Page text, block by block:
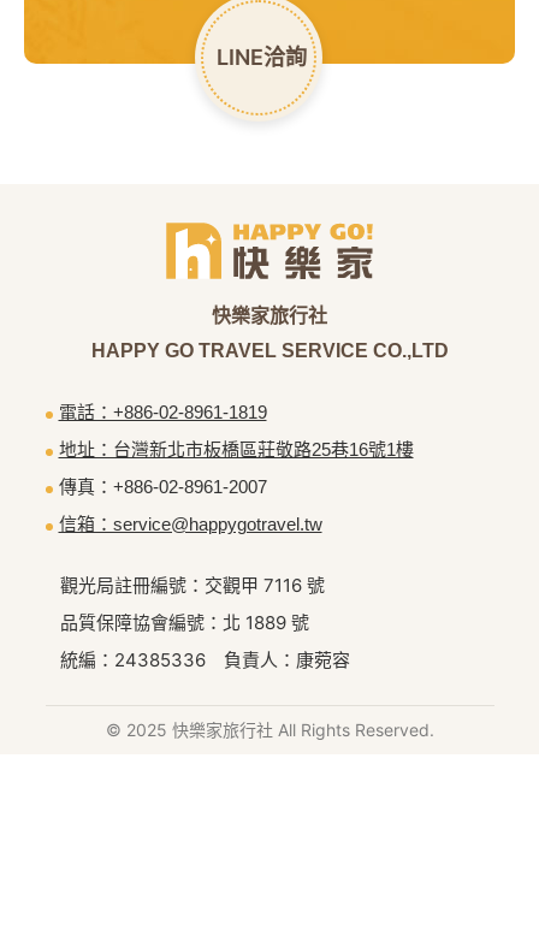
LINE洽詢
電話：+886-02-8961-1819
地址：台灣新北市板橋區莊敬路25巷16號1樓
傳真：+886-02-8961-2007
信箱：service@happygotravel.tw
觀光局註冊編號：交觀甲 7116 號
品質保障協會編號：北 1889 號
統編：24385336 負責人：康菀容
© 2025 快樂家旅行社 All Rights Reserved.